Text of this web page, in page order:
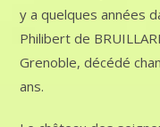
y a quelques années
Philibert de
Grenoble, décédé
ans.